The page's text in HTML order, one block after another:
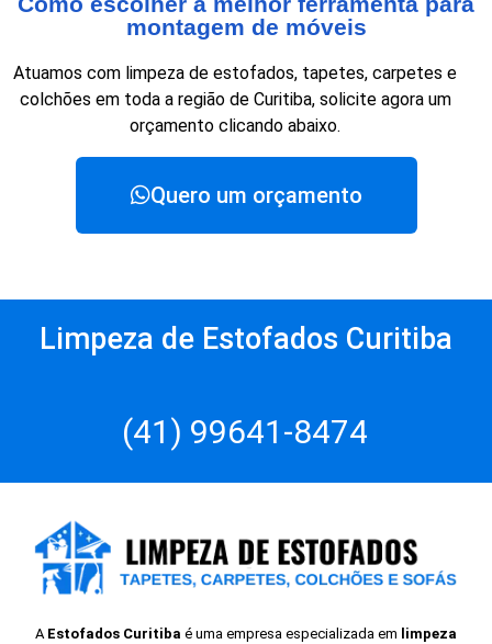
montagem de móveis
Atuamos com limpeza de estofados, tapetes, carpetes e
colchões em toda a região de Curitiba, solicite agora um
orçamento clicando abaixo.
Quero um orçamento
Limpeza de Estofados Curitiba
(41) 99641-8474
A Estofados Curitiba é uma empresa especializada em limpeza